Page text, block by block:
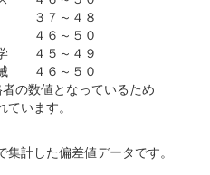
３７～４８
４６～５０
４５～４９
４６～５０
の数値となっているため
います。
計した偏差値データです。